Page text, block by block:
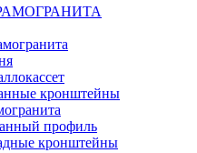
кронштейны
профиль
кронштейны